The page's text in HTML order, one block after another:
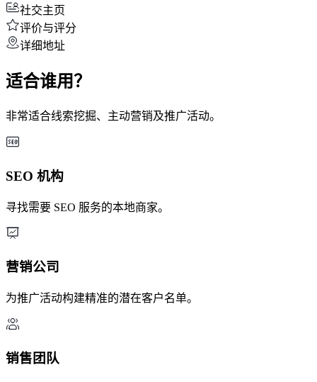
社交主页
评价与评分
详细地址
适合谁用？
非常适合线索挖掘、主动营销及推广活动。
SEO 机构
寻找需要 SEO 服务的本地商家。
营销公司
为推广活动构建精准的潜在客户名单。
销售团队